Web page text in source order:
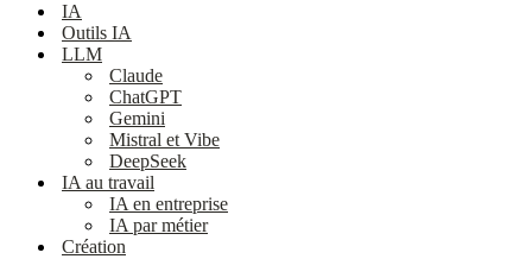
navigation
IA
Outils IA
LLM
Claude
ChatGPT
Gemini
Mistral et Vibe
DeepSeek
IA au travail
IA en entreprise
IA par métier
Création